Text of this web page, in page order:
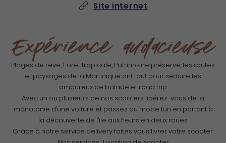
Expérience audacieuse
Plages de rêve, Forêt tropicale, Patrimoine préservé, les routes
et paysages de la Martinique ont tout pour séduire les
amoureux de balade et road trip.
Avec un ou plusieurs de nos scooters libérez-vous de la
monotonie d’une voiture et passez au mode fun en partant à
la découverte de l’ile aux fleurs en deux roues.
Grâce à notre service delivery faites vous livrer votre scooter.
Site internet